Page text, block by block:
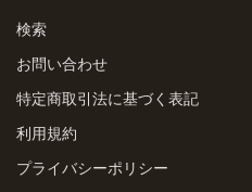
検索
お問い合わせ
特定商取引法に基づく表記
利用規約
プライバシーポリシー